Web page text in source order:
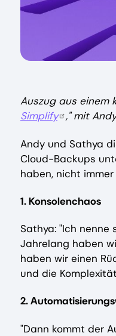
Auszug aus einem
Simplify
," mit
Andy und Sathya
Cloud-Backups
haben, nicht
1. Konsolenchaos
Sathya: "Ich nenne
Jahrelang haben
haben wir einen
und die
2.
"Dann kommt der